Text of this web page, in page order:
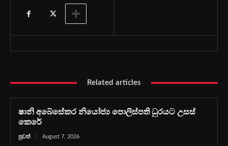
Related articles
ෂානි අබේසේකර නියෝජ්‍ය පොලිස්පති ධුරයට උසස්
කෙරේ
පුවත් August 7, 2026